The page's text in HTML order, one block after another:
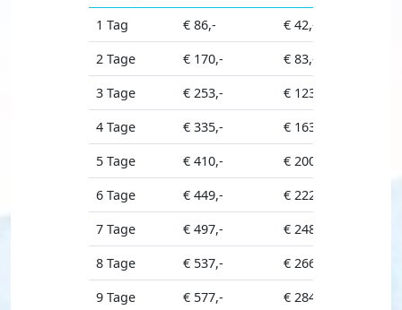
1 Tag € 86,-
€ 42,-
2 Tage
€ 170,-
€ 83,-
3 Tage
€ 253,-
€ 123,-
4 Tage
€ 335,-
€ 163,-
5 Tage
€ 410,-
€ 200,-
6 Tage
€ 449,-
€ 222,-
7 Tage
€ 497,-
€ 248,-
8 Tage
€ 537,-
€ 266,-
9 Tage
€ 577,-
€ 284,-